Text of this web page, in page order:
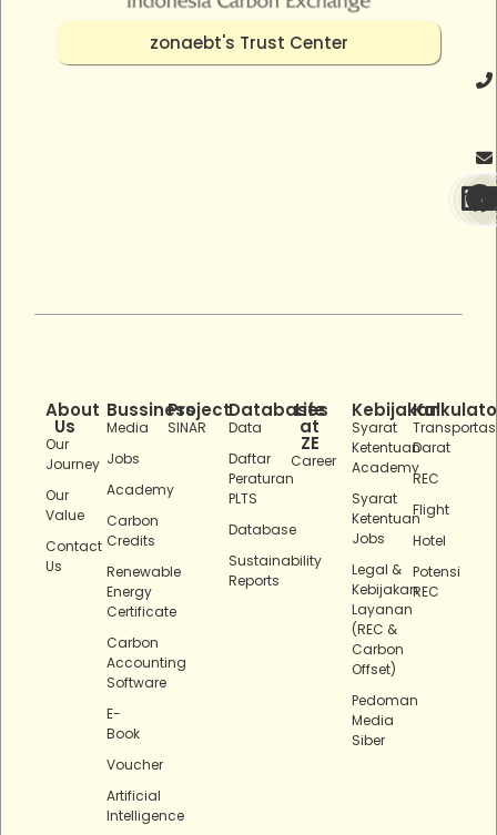
zonaebt's Trust Center
About
Us
Our
Journey
Our
Value
Contact
Us
Bussiness
Media
Jobs
Academy
Carbon
Credits
Renewable
Energy
Certificate
Carbon
Accounting
Software
E-
Book
Voucher
Artificial
Intelligence
Project
SINAR
Databases
Data
Daftar
Peraturan
PLTS
Database
Sustainability
Reports
Life
at
ZE
Career
Kebijakan
Syarat
Ketentuan
Academy
Syarat
Ketentuan
Jobs
Legal &
Kebijakan
Layanan
(REC &
Carbon
Offset)
Pedoman
Media
Siber
Darat
REC
Flight
Hotel
Potensi
REC